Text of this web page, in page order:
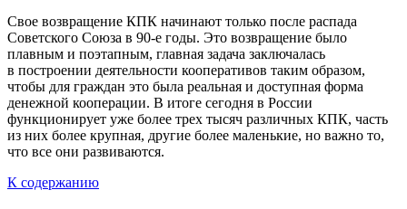
Свое возвращение КПК начинают только после распада
Советского Союза в 90-е годы. Это возвращение было
плавным и поэтапным, главная задача заключалась
в построении деятельности кооперативов таким образом,
чтобы для граждан это была реальная и доступная форма
денежной кооперации. В итоге сегодня в России
функционирует уже более трех тысяч различных КПК, часть
из них более крупная, другие более маленькие, но важно то,
что все они развиваются.
К содержанию